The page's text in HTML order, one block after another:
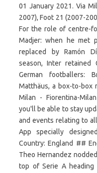
01 January 2021. Via
2007), Foot 21 (2007-
For the role of centre-
Madjer: when he met
replaced by Ramón
season, Inter retained
German footballers:
Matthäus, a box-to-box
Milan - Fiorentina-
you'll be able to stay
and events relating to
App specially
Country: England ##
Theo Hernandez
top of Serie A